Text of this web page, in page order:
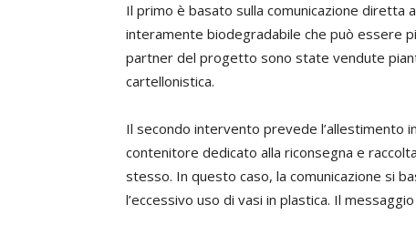
Il primo è basato sulla comunicazione diretta
interamente biodegradabile che può essere
partner del progetto sono state vendute
cartellonistica.
Il secondo intervento prevede l’allestimento
contenitore dedicato alla riconsegna e
stesso. In questo caso, la comunicazione si
l’eccessivo uso di vasi in plastica. Il